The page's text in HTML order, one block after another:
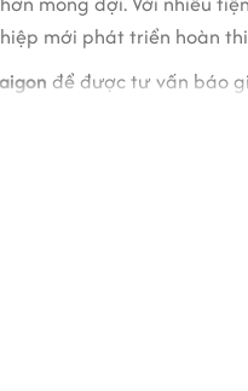
mới phát triển hoàn
để được tư vấn báo